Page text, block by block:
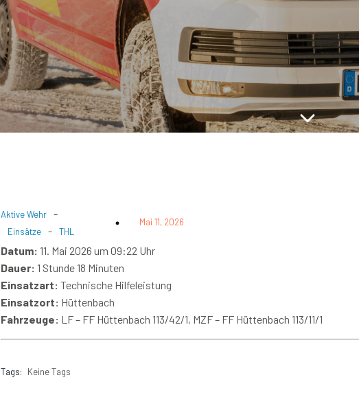
Aktive Wehr -
Einsätze - THL
Mai 11, 2026
Datum: 11. Mai 2026 um 09:22 Uhr
Dauer: 1 Stunde 18 Minuten
Einsatzart: Technische Hilfeleistung
Einsatzort: Hüttenbach
Fahrzeuge: LF – FF Hüttenbach 113/42/1, MZF – FF Hüttenbach 113/11/1
Tags: Keine Tags